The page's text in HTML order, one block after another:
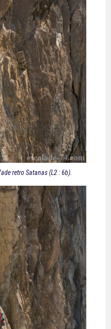
retro Satanas (L2 : 6b).